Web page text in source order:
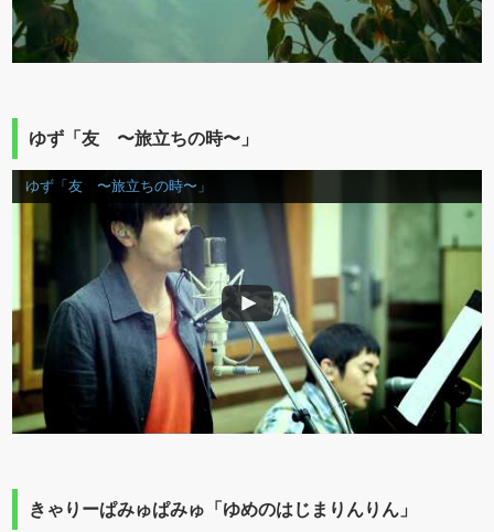
ゆず「友 〜旅立ちの時〜」
ゆず「友 〜旅立ちの時〜」
きゃりーぱみゅぱみゅ「ゆめのはじまりんりん」